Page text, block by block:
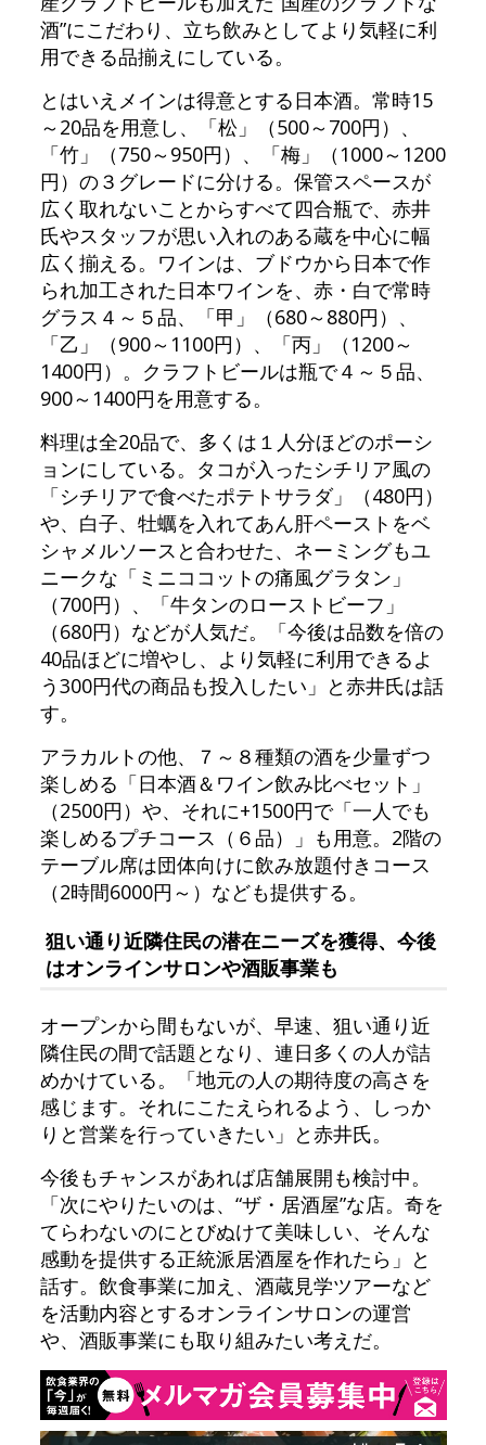
酒”にこだわり、立ち飲みとしてより気軽に利
用できる品揃えにしている。
とはいえメインは得意とする日本酒。常時15
～20品を用意し、「松」（500～700円）、
「竹」（750～950円）、「梅」（1000～1200
円）の３グレードに分ける。保管スペースが
広く取れないことからすべて四合瓶で、赤井
氏やスタッフが思い入れのある蔵を中心に幅
広く揃える。ワインは、ブドウから日本で作
られ加工された日本ワインを、赤・白で常時
グラス４～５品、「甲」（680～880円）、
「乙」（900～1100円）、「丙」（1200～
1400円）。クラフトビールは瓶で４～５品、
900～1400円を用意する。
料理は全20品で、多くは１人分ほどのポーシ
ョンにしている。タコが入ったシチリア風の
「シチリアで食べたポテトサラダ」（480円）
や、白子、牡蠣を入れてあん肝ペーストをベ
シャメルソースと合わせた、ネーミングもユ
ニークな「ミニココットの痛風グラタン」
（700円）、「牛タンのローストビーフ」
（680円）などが人気だ。「今後は品数を倍の
40品ほどに増やし、より気軽に利用できるよ
う300円代の商品も投入したい」と赤井氏は話
す。
アラカルトの他、７～８種類の酒を少量ずつ
楽しめる「日本酒＆ワイン飲み比べセット」
（2500円）や、それに+1500円で「一人でも
楽しめるプチコース（６品）」も用意。2階の
テーブル席は団体向けに飲み放題付きコース
（2時間6000円～）なども提供する。
狙い通り近隣住民の潜在ニーズを獲得、今後
はオンラインサロンや酒販事業も
オープンから間もないが、早速、狙い通り近
隣住民の間で話題となり、連日多くの人が詰
めかけている。「地元の人の期待度の高さを
感じます。それにこたえられるよう、しっか
りと営業を行っていきたい」と赤井氏。
今後もチャンスがあれば店舗展開も検討中。
「次にやりたいのは、“ザ・居酒屋”な店。奇を
てらわないのにとびぬけて美味しい、そんな
感動を提供する正統派居酒屋を作れたら」と
話す。飲食事業に加え、酒蔵見学ツアーなど
を活動内容とするオンラインサロンの運営
や、酒販事業にも取り組みたい考えだ。